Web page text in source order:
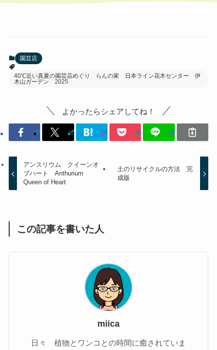
園芸店
40℃近い真夏の園芸店めぐり らんの家 日本ライン花木センター 伊
木山ガーデン 2025
よかったらシェアしてね！
アンスリウム クイーンオ
ブハート Anthurium
Queen of Heart
土のリサイクルの方法 完
成版
この記事を書いた人
miica
日々 植物とワンコとの時間に癒されていま